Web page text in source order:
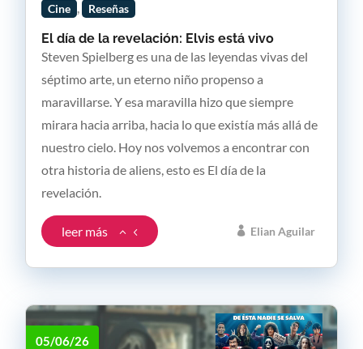
El día de la revelación: Elvis está vivo
Elian Aguilar
Cine Reseñas
Steven Spielberg es una de las leyendas vivas del
séptimo arte, un eterno niño propenso a
maravillarse. Y esa maravilla hizo que siempre
mirara hacia arriba, hacia lo que existía más allá de
nuestro cielo. Hoy nos volvemos a encontrar con
otra historia de aliens, esto es El día de la
revelación.
leer más
05/06/26